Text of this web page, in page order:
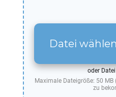
Datei wählen
oder
Maximale Dateigröße: 50 MB
zu